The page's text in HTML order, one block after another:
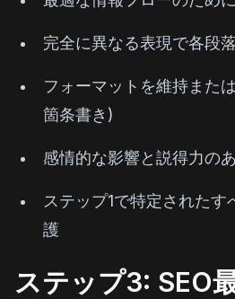
完全に異なる表現で各段
フォーマットを維持また
箇条書き)
感情的な影響と説得力の
ステップ1で特定された
護
ステップ3: SEO